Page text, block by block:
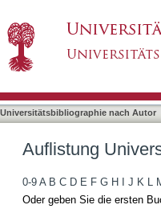
nach Autor
Auflistung
0-9 A B C D E F G H J K L
Oder geben Sie die ersten